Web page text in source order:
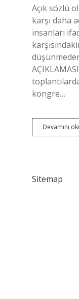
Açık sözlü
karşı daha
insanları
kongre…
Devamını
Sitemap